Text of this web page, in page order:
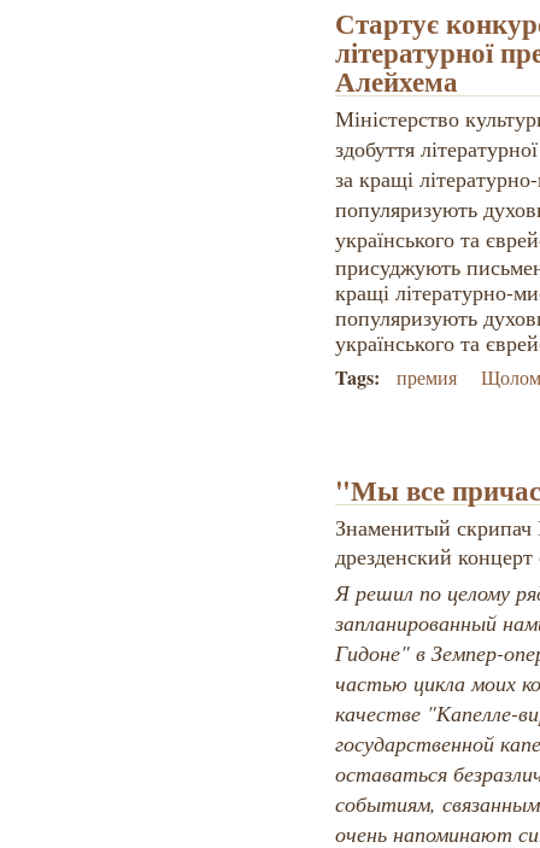
Стартує
літературної
Алейхема
Міністерство
здобуття
за кращі
популяризують
українського та
присуджують
кращі літературно-
популяризують
українського та
Tags: премия
"Мы все
Знаменитый
дрезденский
Я решил по целому
запланированный
Гидоне" в Земпер-
частью цикла моих
качестве "Капелле-
государственной
оставаться
событиям,
очень напоминают